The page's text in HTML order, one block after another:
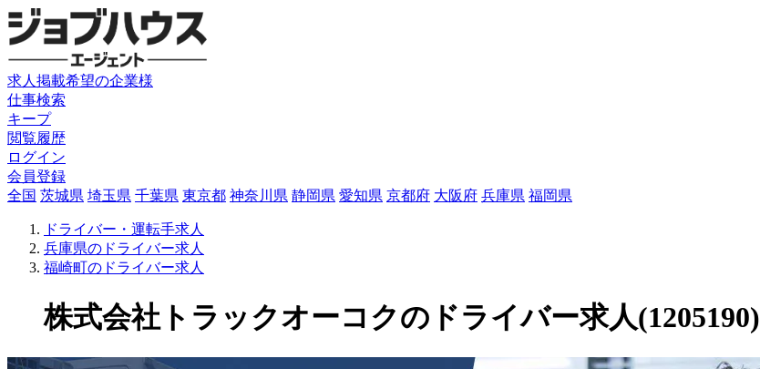
求人掲載希望の企業様
仕事検索
キープ
閲覧履歴
ログイン
会員登録
全国 茨城県 埼玉県 千葉県 東京都 神奈川県 静岡県 愛知県 京都府 大阪府 兵庫県 福岡県
ドライバー・運転手求人
兵庫県のドライバー求人
福崎町のドライバー求人
株式会社トラックオーコクのドライバー求人(1205190)